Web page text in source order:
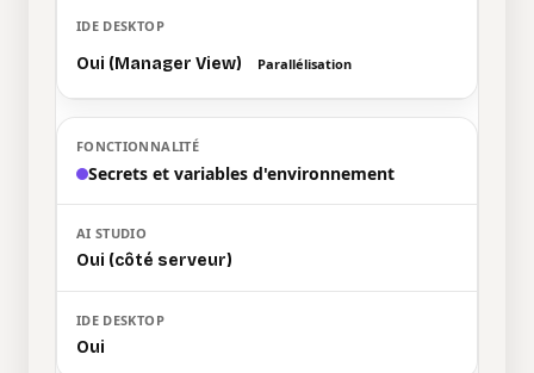
Oui (Manager View) Parallélisation
Secrets et variables d'environnement
Oui (côté serveur)
Oui